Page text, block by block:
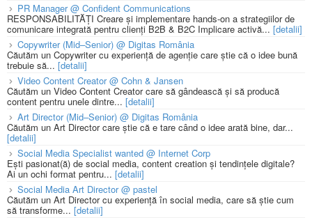
PR Manager @ Confident Communications
RESPONSABILITĂȚI Creare și implementare hands-on a strategiilor de
comunicare integrată pentru clienți B2B & B2C Implicare activă... [detalii]
Copywriter (Mid–Senior) @ Digitas România
Căutăm un Copywriter cu experiență de agenție care știe că o idee bună
trebuie să... [detalii]
Video Content Creator @ Cohn & Jansen
Căutăm un Video Content Creator care să gândească și să producă
content pentru unele dintre... [detalii]
Art Director (Mid–Senior) @ Digitas România
Căutăm un Art Director care știe că e tare când o idee arată bine, dar...
[detalii]
Social Media Specialist wanted @ Internet Corp
Ești pasionat(ă) de social media, content creation și tendințele digitale?
Ai un ochi format pentru... [detalii]
Social Media Art Director @ pastel
Căutăm un Art Director cu experiență în social media, care să știe cum
să transforme... [detalii]